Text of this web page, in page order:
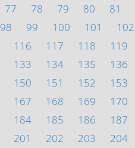
77 78 79 80 81
98 99 100 101 102
116 117 118 119
133 134 135 136
150 151 152 153
167 168 169 170
184 185 186 187
201 202 203 204